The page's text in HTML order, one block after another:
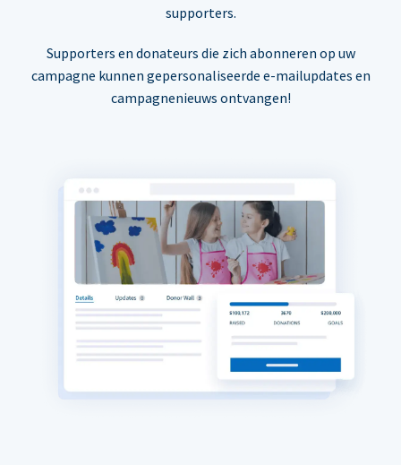
supporters.
Supporters en donateurs die zich abonneren op uw
campagne kunnen gepersonaliseerde e-mailupdates en
campagnenieuws ontvangen!